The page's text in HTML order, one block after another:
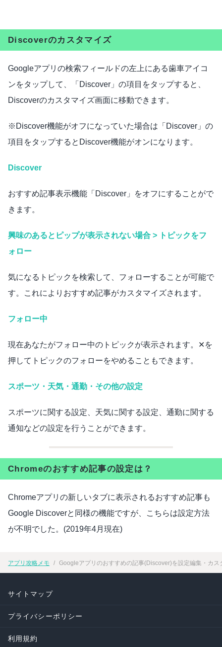
Discoverのカスタマイズ
Googleアプリの検索フィールドの左上にある歯車アイコ
ンをタップして、「Discover」の項目をタップすると、
Discoverのカスタマイズ画面に移動できます。
※Discover機能がオフになっていた場合は「Discover」の
項目をタップするとDiscover機能がオンになります。
Discover
おすすめ記事表示機能「Discover」をオフにすることがで
きます。
興味のあるとピップが表示されない場合 > トピックをフ
ォロー
気になるトピックを検索して、フォローすることが可能で
す。これによりおすすめ記事がカスタマイズされます。
フォロー中
現在あなたがフォロー中のトピックが表示されます。✕を
押してトピックのフォローをやめることもできます。
スポーツ・天気・通勤・その他の設定
スポーツに関する設定、天気に関する設定、通勤に関する
通知などの設定を行うことができます。
Chromeのおすすめ記事の設定は？
Chromeアプリの新しいタブに表示されるおすすめ記事も
Google Discoverと同様の機能ですが、こちらは設定方法
が不明でした。(2019年4月現在)
アプリ攻略メモ Googleアプリのおすすめの記事(Discover)を設定編集・カ
サイトマップ
プライバシーポリシー
利用規約